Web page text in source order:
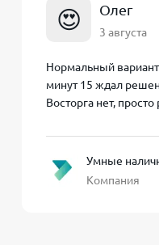
😍 Олег
3 августа
Нормальный
минут 15 ждал
Восторга нет,
Умные
Компания